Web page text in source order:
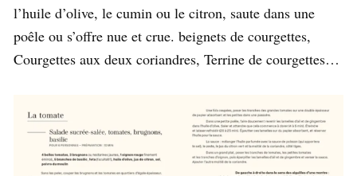
l’huile d’olive, le cumin ou le citron, saute dans une
poêle ou s’offre nue et crue. beignets de courgettes,
Courgettes aux deux coriandres, Terrine de courgettes…